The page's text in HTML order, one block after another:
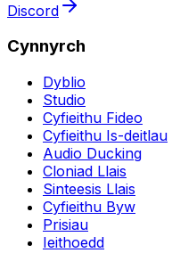
Discord
Cynnyrch
Dyblio
Studio
Cyfieithu Fideo
Cyfieithu Is-deitlau
Audio Ducking
Cloniad Llais
Sinteesis Llais
Cyfieithu Byw
Prisiau
Ieithoedd